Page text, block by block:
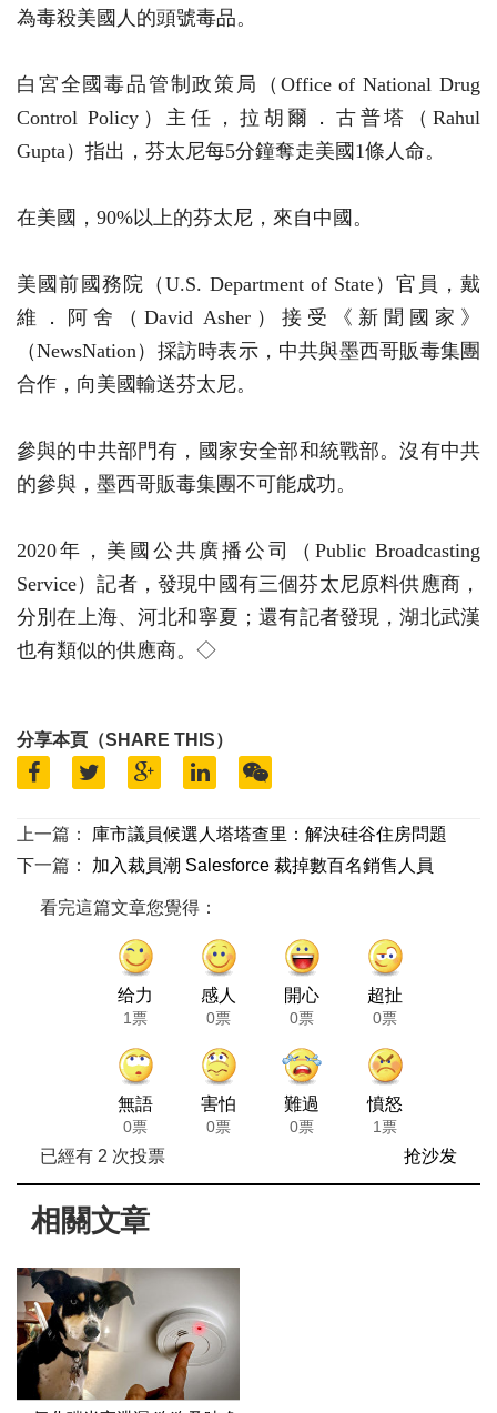
為毒殺美國人的頭號毒品。
白宮全國毒品管制政策局（Office of National Drug
Control Policy）主任，拉胡爾．古普塔（Rahul
Gupta）指出，芬太尼每5分鐘奪走美國1條人命。
在美國，90%以上的芬太尼，來自中國。
美國前國務院（U.S. Department of State）官員，戴
維．阿舍（David Asher）接受《新聞國家》
（NewsNation）採訪時表示，中共與墨西哥販毒集團
合作，向美國輸送芬太尼。
參與的中共部門有，國家安全部和統戰部。沒有中共
的參與，墨西哥販毒集團不可能成功。
2020年，美國公共廣播公司（Public Broadcasting
Service）記者，發現中國有三個芬太尼原料供應商，
分別在上海、河北和寧夏；還有記者發現，湖北武漢
也有類似的供應商。◇
分享本頁（SHARE THIS）
上一篇：
庫市議員候選人塔塔查里：解決硅谷住房問題
下一篇：
加入裁員潮 Salesforce 裁掉數百名銷售人員
看完這篇文章您覺得：
给力
1票
感人
0票
開心
0票
超扯
0票
無語
0票
害怕
0票
難過
0票
憤怒
1票
已經有 2 次投票 抢沙发
相關文章